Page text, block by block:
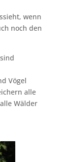
wenn
noch den
Vögel
alle
Wälder